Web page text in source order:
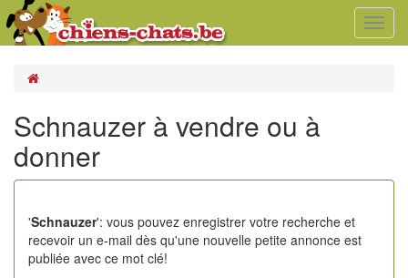
Schnauzer à vendre ou à
donner
'Schnauzer': vous pouvez enregistrer votre recherche et
recevoir un e-mail dès qu'une nouvelle petite annonce est
publiée avec ce mot clé!